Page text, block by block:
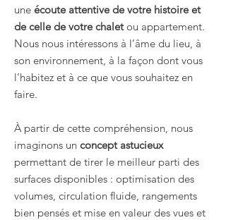
une écoute attentive de votre histoire et
de celle de votre chaletou appartement.
Nous nous intéressons à l’âme du lieu, à
son environnement, à la façon dont vous
l’habitez et à ce que vous souhaitez en
faire.
À partir de cette compréhension, nous
imaginons un concept astucieux
permettant de tirer le meilleur parti des
surfaces disponibles : optimisation des
volumes, circulation fluide, rangements
bien pensés et mise en valeur des vues et